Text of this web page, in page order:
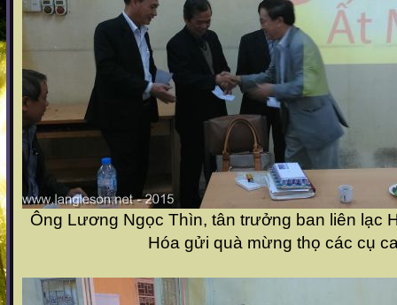
Ông Lương Ngọc Thìn, tân trưởng ban liên lạc
Hóa gửi quà mừng thọ các cụ